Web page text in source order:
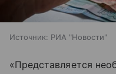
Источник: РИА "Новости"
«Представляется